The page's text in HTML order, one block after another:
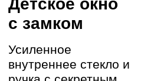
Нажимая эту кнопку, вы даете разрешение на